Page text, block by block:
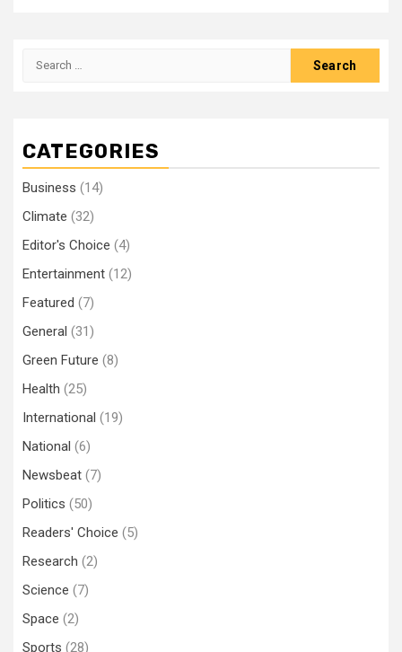
Search
CATEGORIES
Business (14)
Climate (32)
Editor's Choice (4)
Entertainment (12)
Featured (7)
General (31)
Green Future (8)
Health (25)
International (19)
National (6)
Newsbeat (7)
Politics (50)
Readers' Choice (5)
Research (2)
Science (7)
Space (2)
Sports (28)